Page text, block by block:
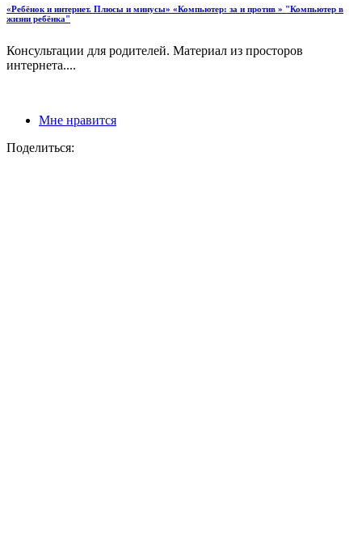
«Ребёнок и интернет. Плюсы и минусы» «Компьютер: за и против » "Компьютер в
жизни ребёнка"
Консультации для родителей. Материал из просторов
интернета....
Мне нравится
Поделиться: